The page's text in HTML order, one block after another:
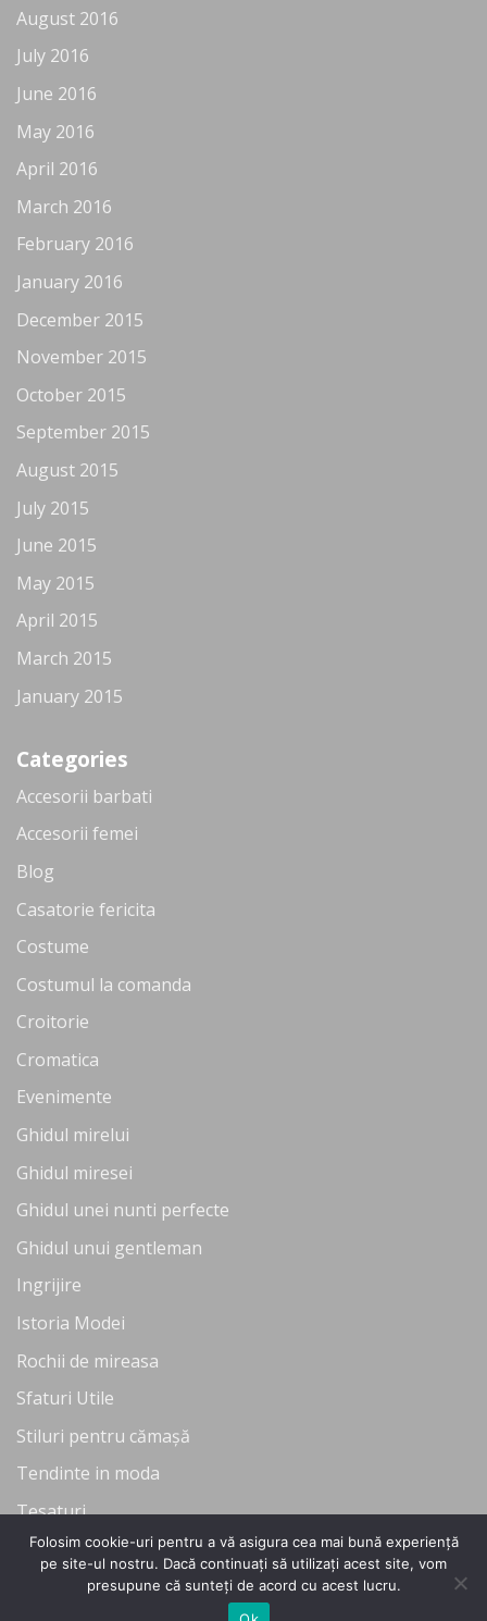
August 2016
July 2016
June 2016
May 2016
April 2016
March 2016
February 2016
January 2016
December 2015
November 2015
October 2015
September 2015
August 2015
July 2015
June 2015
May 2015
April 2015
March 2015
January 2015
Categories
Accesorii barbati
Accesorii femei
Blog
Casatorie fericita
Costume
Costumul la comanda
Croitorie
Cromatica
Evenimente
Ghidul mirelui
Ghidul miresei
Ghidul unei nunti perfecte
Ghidul unui gentleman
Ingrijire
Istoria Modei
Rochii de mireasa
Sfaturi Utile
Stiluri pentru cămașă
Tendinte in moda
Tesaturi
Uncategorized
Folosim cookie-uri pentru a vă asigura cea mai bună experiență
pe site-ul nostru. Dacă continuați să utilizați acest site, vom
presupune că sunteți de acord cu acest lucru.